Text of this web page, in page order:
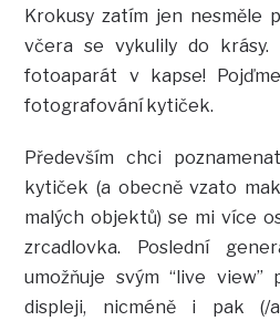
Krokusy zatím jen nesměle
včera se vykulily do krásy.
fotoaparát v kapse!
fotografování kytiček.
Především chci
kytiček (a obecně vzato
malých objektů) se mi více
zrcadlovka. Poslední
umožňuje svým “live view”
displeji, nicméně i pak (/